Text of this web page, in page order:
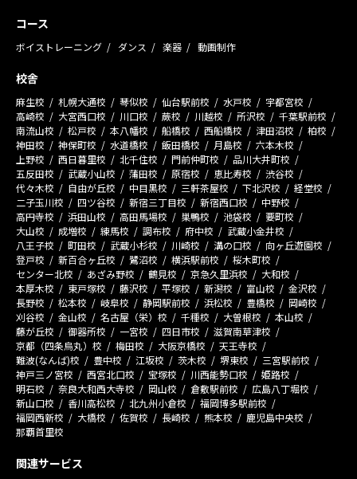
コース
ボイストレーニング ダンス 楽器 動画制作
校舎
麻生校 札幌大通校 琴似校 仙台駅前校 水戸校
宇都宮校
高崎校
大宮西口校 川口校 蕨校 川越校 所沢校
千葉駅前校
南流山校
松戸校 本八幡校 船橋校 西船橋校 津田沼校
柏校
神田校
神保町校 水道橋校 飯田橋校 月島校
六本木校
上野校
西日暮里校 北千住校 門前仲町校
品川大井町校
五反田校
武蔵小山校 蒲田校 原宿校 恵比寿校
渋谷校
代々木校
自由が丘校 中目黒校 三軒茶屋校 下北沢校
経堂校
二子玉川校
四ツ谷校 新宿三丁目校 新宿西口校
中野校
高円寺校
浜田山校 高田馬場校 巣鴨校 池袋校
要町校
大山校
成増校 練馬校 調布校 府中校
武蔵小金井校
八王子校
町田校 武蔵小杉校 川崎校 溝の口校
向ヶ丘遊園校
登戸校
新百合ヶ丘校 鷺沼校 横浜駅前校
桜木町校
センター北校
あざみ野校 鶴見校 京急久里浜校
大和校
本厚木校
東戸塚校 藤沢校 平塚校 新潟校 富山校
金沢校
長野校
松本校 岐阜校 静岡駅前校 浜松校 豊橋校
岡崎校
刈谷校
金山校 名古屋（栄）校 千種校 大曽根校
本山校
藤が丘校
御器所校 一宮校 四日市校
滋賀南草津校
京都（四条烏丸）校
梅田校 大阪京橋校
天王寺校
難波(なんば)校
豊中校 江坂校 茨木校 堺東校
三宮駅前校
神戸三ノ宮校
西宮北口校 宝塚校 川西能勢口校
姫路校
明石校
奈良大和西大寺校 岡山校 倉敷駅前校
広島八丁堀校
新山口校
香川高松校 北九州小倉校
福岡博多駅前校
福岡西新校
大橋校 佐賀校 長崎校 熊本校
鹿児島中央校
那覇首里校
関連サービス